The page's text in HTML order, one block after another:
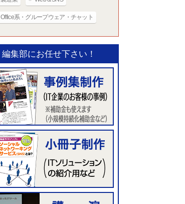
Office系・グループウェア・チャット
編集部にお任せ下さい！